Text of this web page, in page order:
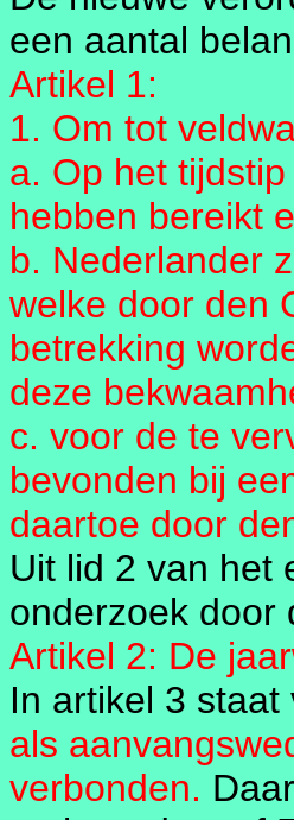
een aantal
Artikel 1:
1. Om tot
a. Op het
hebben bereikt
b. Nederlander
welke door den
betrekking
deze
c. voor de te
bevonden bij
daartoe door
Uit lid 2 van het
onderzoek door
Artikel 2: De
In artikel 3
als
verbonden.